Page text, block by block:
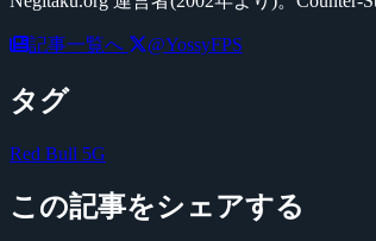
記事一覧へ @YossyFPS
タグ
Red Bull 5G
この記事をシェアする